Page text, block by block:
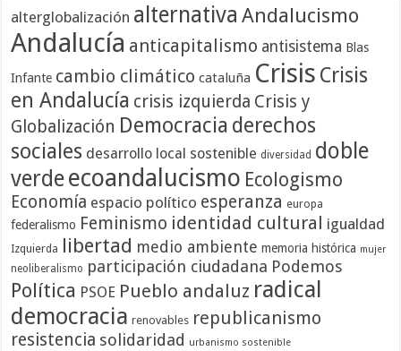
alterglobalización alternativa Andalucismo
Andalucía anticapitalismo antisistema Blas
Infante cambio climático cataluña Crisis Crisis
en Andalucía crisis izquierda Crisis y
Globalización Democracia derechos
sociales desarrollo local sostenible diversidad doble
verdeecoandalucismo Ecologismo
Economía espacio político esperanza europa
federalismo Feminismo identidad cultural igualdad
Izquierda libertad medio ambiente memoria histórica mujer
neoliberalismo participación ciudadana Podemos
Política PSOE Pueblo andaluz radical
democracia renovables republicanismo
resistencia solidaridad urbanismo sostenible